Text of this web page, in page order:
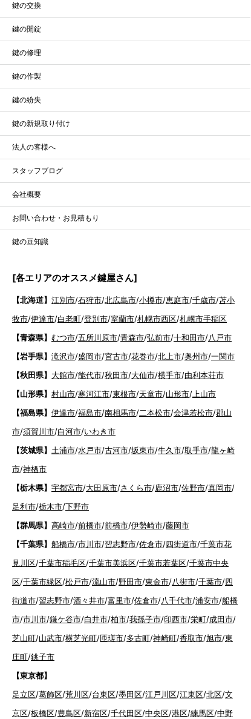
鍵の交換
鍵の開錠
鍵の修理
鍵の作製
鍵の紛失
鍵の新規取り付け
法人の客様へ
スタッフブログ
会社概要
お問い合わせ・お見積もり
鍵の豆知識
[各エリアのオススメ鍵屋さん]
【北海道】 江別市/石狩市/北広島市/小樽市/恵庭市/千歳市/苫小
牧市/伊達市/白老町/登別市/室蘭市/札幌市西区/札幌市手稲区
【青森県】 むつ市/五所川原市/青森市/弘前市/十和田市/八戸市
【岩手県】 滝沢市/盛岡市/宮古市/花巻市/北上市/奥州市/一関市
【秋田県】 大館市/能代市/秋田市/大仙市/横手市/由利本荘市
【山形県】 村山市/寒河江市/東根市/天童市/山形市/上山市
【福島県】 伊達市/福島市/南相馬市/二本松市/会津若松市/郡山
市/須賀川市/白河市/いわき市
【茨城県】 土浦市/水戸市/古河市/坂東市/牛久市/取手市/龍ヶ崎
市/神栖市
【栃木県】 宇都宮市/大田原市/さくら市/鹿沼市/佐野市/真岡市/
足利市/栃木市/下野市
【群馬県】 高崎市/前橋市/前橋市/伊勢崎市/藤岡市
【千葉県】 船橋市/市川市/習志野市/佐倉市/四街道市/千葉市花
見川区/千葉市稲毛区/千葉市美浜区/千葉市若葉区/千葉市中央
区/千葉市緑区/松戸市/流山市/野田市/東金市/八街市/千葉市/四
街道市/習志野市/酒々井市/富里市/佐倉市/八千代市/浦安市/船橋
市/市川市/鎌ケ谷市/白井市/柏市/我孫子市/印西市/栄町/成田市/
芝山町/山武市/横芝光町/匝瑳市/多古町/神崎町/香取市/旭市/東
庄町/銚子市
【東京都】
足立区/葛飾区/荒川区/台東区/墨田区/江戸川区/江東区/北区/文
京区/板橋区/豊島区/新宿区/千代田区/中央区/港区/練馬区/中野